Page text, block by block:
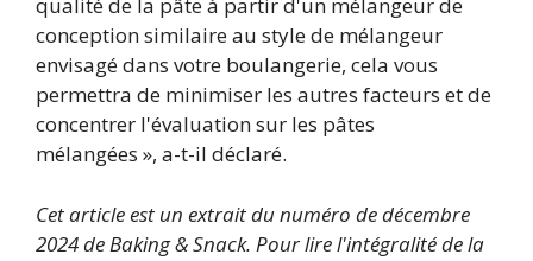
qualité de la pâte à partir d'un mélangeur de
conception similaire au style de mélangeur
envisagé dans votre boulangerie, cela vous
permettra de minimiser les autres facteurs et de
concentrer l'évaluation sur les pâtes
mélangées », a-t-il déclaré.
Cet article est un extrait du numéro de décembre
2024 de Baking & Snack. Pour lire l'intégralité de la